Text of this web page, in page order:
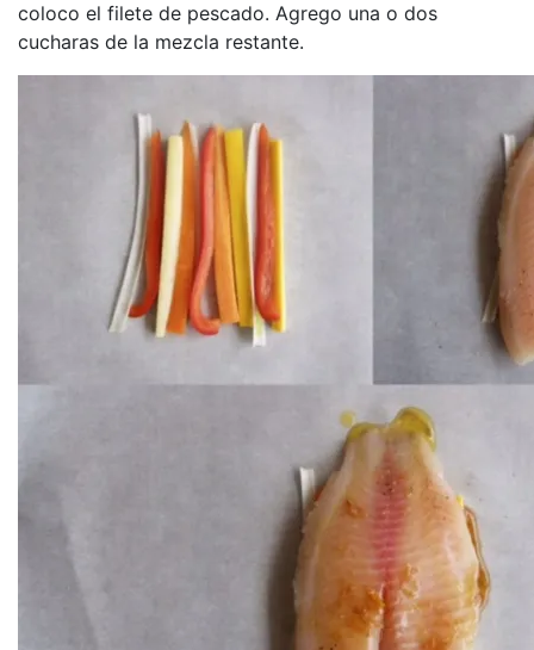
coloco el filete de pescado. Agrego una o dos
cucharas de la mezcla restante.